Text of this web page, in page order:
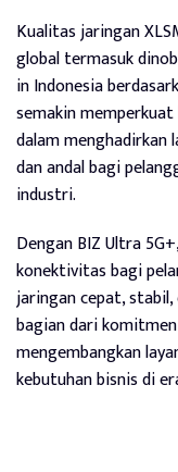
Kualitas jaringan
global termasuk
in Indonesia
semakin
dalam
dan andal bagi
industri.
Dengan BIZ Ultra
konektivitas bagi
jaringan cepat, stabil,
bagian dari
mengembangkan
kebutuhan bisnis di